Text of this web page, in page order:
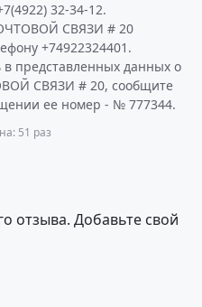
32-34-12.
СВЯЗИ # 20
+74922324401.
представленных данных о
СВЯЗИ # 20, сообщите
ее номер - № 777344.
51 раз
отзыва. Добавьте свой